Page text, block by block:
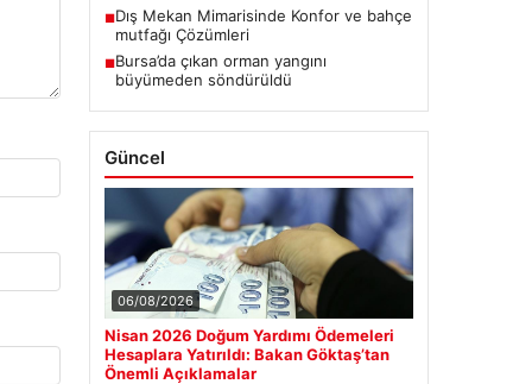
■Dış Mekan Mimarisinde Konfor ve bahçe
mutfağı Çözümleri
■Bursa’da çıkan orman yangını
büyümeden söndürüldü
Güncel
06/08/2026
Nisan 2026 Doğum Yardımı Ödemeleri
Hesaplara Yatırıldı: Bakan Göktaş’tan
Önemli Açıklamalar